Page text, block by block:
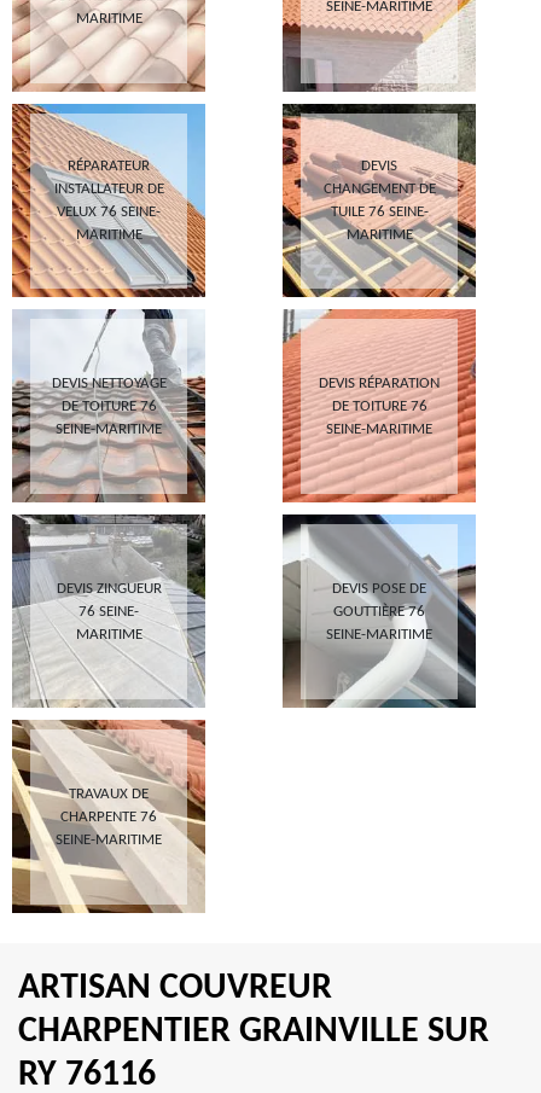
MARITIME
SEINE-MARITIME
RÉPARATEUR
INSTALLATEUR DE
VELUX 76 SEINE-
MARITIME
DEVIS
CHANGEMENT DE
TUILE 76 SEINE-
MARITIME
DEVIS NETTOYAGE
DE TOITURE 76
SEINE-MARITIME
DEVIS RÉPARATION
DE TOITURE 76
SEINE-MARITIME
DEVIS ZINGUEUR
76 SEINE-
MARITIME
DEVIS POSE DE
GOUTTIÈRE 76
SEINE-MARITIME
TRAVAUX DE
CHARPENTE 76
SEINE-MARITIME
ARTISAN COUVREUR
CHARPENTIER GRAINVILLE SUR
RY 76116